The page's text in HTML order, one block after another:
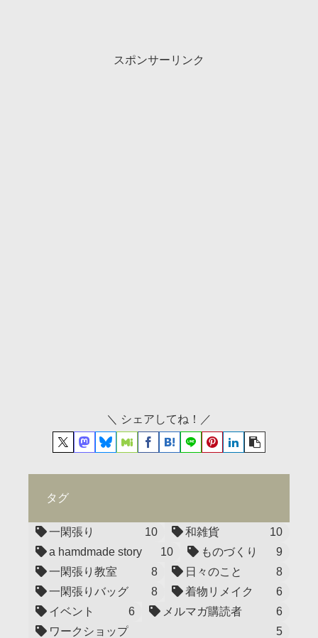
スポンサーリンク
＼ シェアしてね！／
タグ
一閑張り 10 和雑貨
10
a hamdmade story
10 ものづくり
9
一閑張り教室
8 日々のこと
8
一閑張りバッグ
8 着物リメイク
6
イベント
6 メルマガ購読者
6
ワークショップ
5